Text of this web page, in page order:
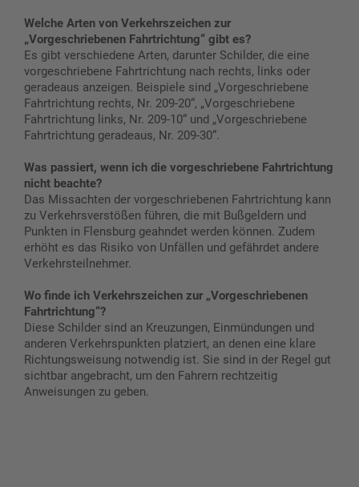
Welche Arten von Verkehrszeichen zur
„Vorgeschriebenen Fahrtrichtung“ gibt es?
Es gibt verschiedene Arten, darunter Schilder, die eine
vorgeschriebene Fahrtrichtung nach rechts, links oder
geradeaus anzeigen. Beispiele sind „Vorgeschriebene
Fahrtrichtung rechts, Nr. 209-20“, „Vorgeschriebene
Fahrtrichtung links, Nr. 209-10“ und „Vorgeschriebene
Fahrtrichtung geradeaus, Nr. 209-30“.
Was passiert, wenn ich die vorgeschriebene Fahrtrichtung
nicht beachte?
Das Missachten der vorgeschriebenen Fahrtrichtung kann
zu Verkehrsverstößen führen, die mit Bußgeldern und
Punkten in Flensburg geahndet werden können. Zudem
erhöht es das Risiko von Unfällen und gefährdet andere
Verkehrsteilnehmer.
Wo finde ich Verkehrszeichen zur „Vorgeschriebenen
Fahrtrichtung“?
Diese Schilder sind an Kreuzungen, Einmündungen und
anderen Verkehrspunkten platziert, an denen eine klare
Richtungsweisung notwendig ist. Sie sind in der Regel gut
sichtbar angebracht, um den Fahrern rechtzeitig
Anweisungen zu geben.